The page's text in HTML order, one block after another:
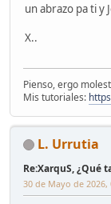
un abrazo pa ti y
X..
Pienso, ergo
Mis tutoriales:
L. Urrutia
Re:XarquS, ¿Qué
30 de Mayo de 2026,